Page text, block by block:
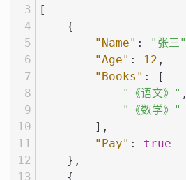
[
{
"Name" : "张三"
"Age" : 12 ,
"Books" :
[
"《语文》" ,
"《数学》"
] ,
"Pay" :
true
} ,
{